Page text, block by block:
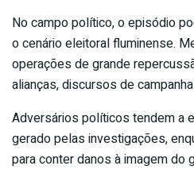
No campo político, o episódio
o cenário eleitoral fluminense.
operações de grande
alianças, discursos de
Adversários políticos tendem a
gerado pelas investigações,
para conter danos à imagem do